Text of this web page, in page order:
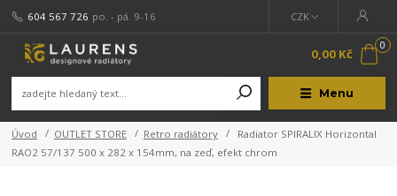
Menu
CZK
604 567 726 po. - pá. 9-16
0
0,00 Kč
Úvod OUTLET STORE Retro radiátory
Radiator SPIRALIX Horizontal
RAO2 57/137 500 x 282 x 154mm, na zeď, efekt chrom